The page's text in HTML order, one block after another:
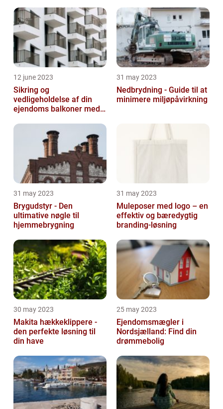
12 june 2023
Sikring og
vedligeholdelse af din
ejendoms balkoner med
31 may 2023
Nedbrydning - Guide til at
minimere miljøpåvirkning
31 may 2023
Brygudstyr - Den
ultimative nøgle til
hjemmebrygning
31 may 2023
Muleposer med logo – en
effektiv og bæredygtig
branding-løsning
30 may 2023
Makita hækkeklippere -
den perfekte løsning til
din have
25 may 2023
Ejendomsmægler i
Nordsjælland: Find din
drømmebolig